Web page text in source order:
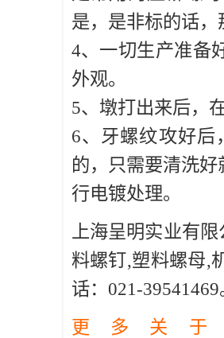
是，是非标的话
4、一切生产准备
外观。
5、墩打出来后，
6、牙螺纹攻好
的，只需要清洗
行电镀处理。
上海呈明实业有
料螺钉,塑料螺母,
话：021-39541469
更多关